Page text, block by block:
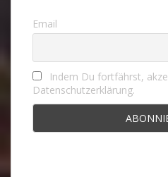
Email
Indem Du fortfährst,
Datenschutzerklärung.